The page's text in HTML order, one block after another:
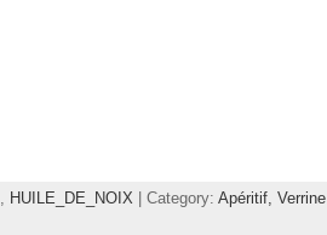
, HUILE_DE_NOIX | Category: Apéritif, Verrine|